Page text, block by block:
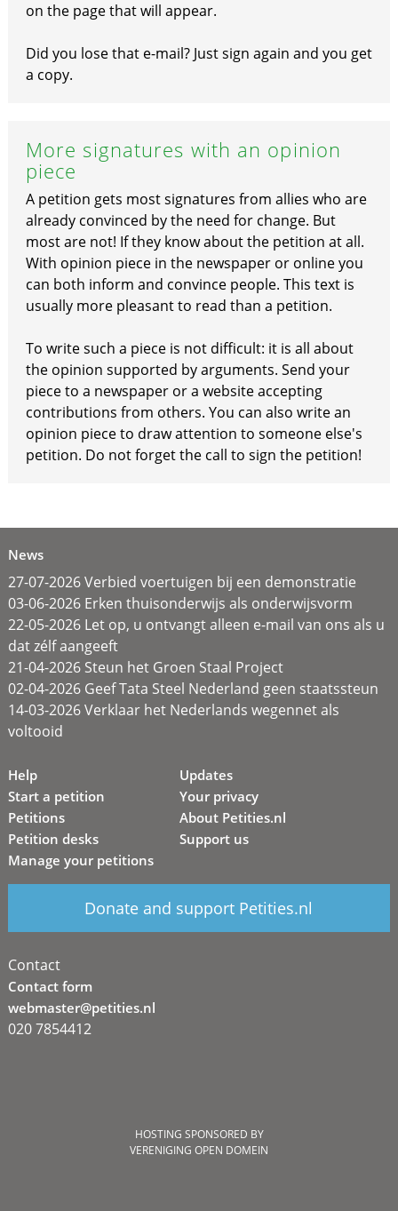
on the page that will appear.
Did you lose that e-mail? Just sign again and you get
a copy.
More signatures with an opinion
piece
A petition gets most signatures from allies who are
already convinced by the need for change. But
most are not! If they know about the petition at all.
With opinion piece in the newspaper or online you
can both inform and convince people. This text is
usually more pleasant to read than a petition.
To write such a piece is not difficult: it is all about
the opinion supported by arguments. Send your
piece to a newspaper or a website accepting
contributions from others. You can also write an
opinion piece to draw attention to someone else's
petition. Do not forget the call to sign the petition!
News
27-07-2026 Verbied voertuigen bij een demonstratie
03-06-2026 Erken thuisonderwijs als onderwijsvorm
22-05-2026 Let op, u ontvangt alleen e-mail van ons als u
dat zélf aangeeft
21-04-2026 Steun het Groen Staal Project
02-04-2026 Geef Tata Steel Nederland geen staatssteun
14-03-2026 Verklaar het Nederlands wegennet als
voltooid
Help
Start a petition
Petitions
Petition desks
Manage your petitions
Updates
Your privacy
About Petities.nl
Support us
Donate and support Petities.nl
Contact
Contact form
webmaster@petities.nl
020 7854412
HOSTING SPONSORED BY
VERENIGING OPEN DOMEIN